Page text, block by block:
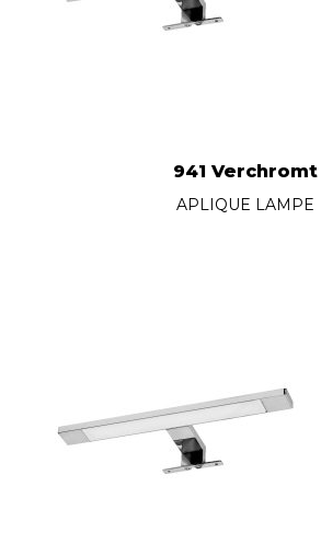
941 Verchromt
APLIQUE LAMPE